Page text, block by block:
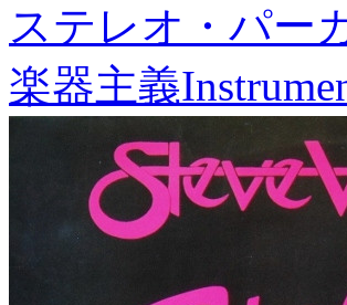
ステレオ・パー
楽器主義